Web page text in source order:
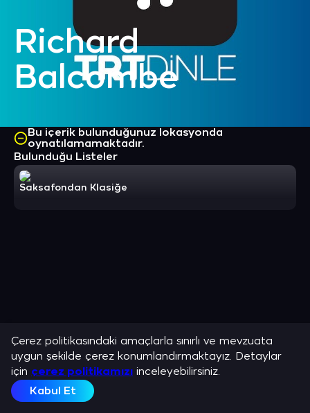
Richard
Balcombe
Bu içerik bulunduğunuz lokasyonda
oynatılamamaktadır.
Bulunduğu Listeler
Saksafondan Klasiğe
Çerez politikasındaki amaçlarla sınırlı ve mevzuata
uygun şekilde çerez konumlandırmaktayız. Detaylar
için çerez politikamızı inceleyebilirsiniz.
Kabul Et